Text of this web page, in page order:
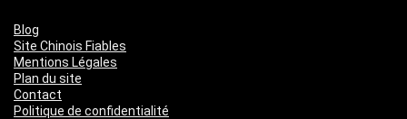
Blog
Site Chinois Fiables
Mentions Légales
Plan du site
Contact
Politique de confidentialité